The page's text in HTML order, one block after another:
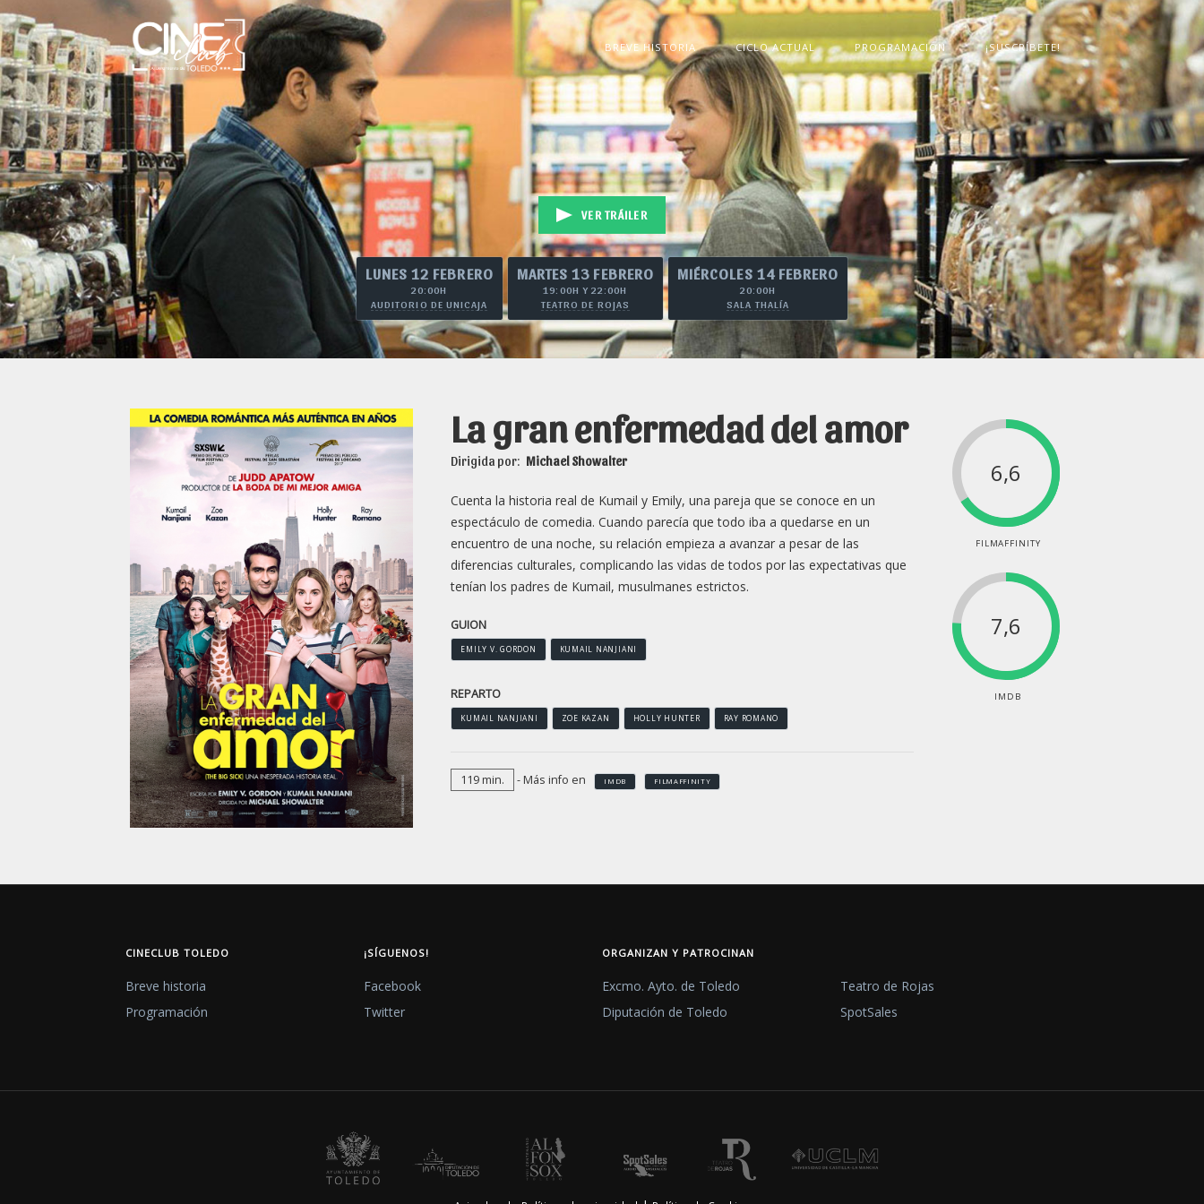
BREVE HISTORIA CICLO ACTUAL PROGRAMACIÓN ¡SUSCRÍBETE!
VER TRÁILER
LUNES 12 FEBRERO
20:00H
AUDITORIO DE UNICAJA
MARTES 13 FEBRERO
19:00H Y 22:00H
TEATRO DE ROJAS
MIÉRCOLES 14 FEBRERO
20:00H
SALA THALÍA
La gran enfermedad del amor
Dirigida por: Michael Showalter
Cuenta la historia real de Kumail y Emily, una pareja que se conoce en un
espectáculo de comedia. Cuando parecía que todo iba a quedarse en un
encuentro de una noche, su relación empieza a avanzar a pesar de las
diferencias culturales, complicando las vidas de todos por las expectativas que
tenían los padres de Kumail, musulmanes estrictos.
GUION
EMILY V. GORDON KUMAIL NANJIANI
REPARTO
KUMAIL NANJIANI ZOE KAZAN HOLLY HUNTER RAY ROMANO
119 min. - Más info en IMDB FILMAFFINITY
6,6
FILMAFFINITY
7,6
IMDB
CINECLUB TOLEDO
Breve historia
Programación
¡SÍGUENOS!
Facebook
Twitter
ORGANIZAN Y PATROCINAN
Excmo. Ayto. de Toledo
Diputación de Toledo
Teatro de Rojas
SpotSales